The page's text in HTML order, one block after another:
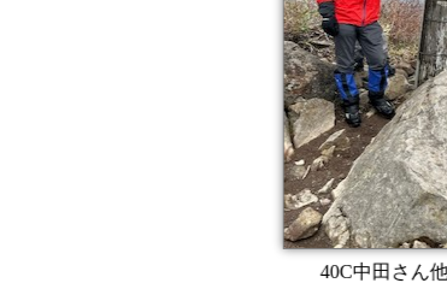
40C中田さん他 守門岳 May 2026